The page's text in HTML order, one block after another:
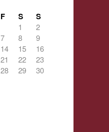
F S S
1
2
7 8
9
14 15
16
21 22
23
28 29
30